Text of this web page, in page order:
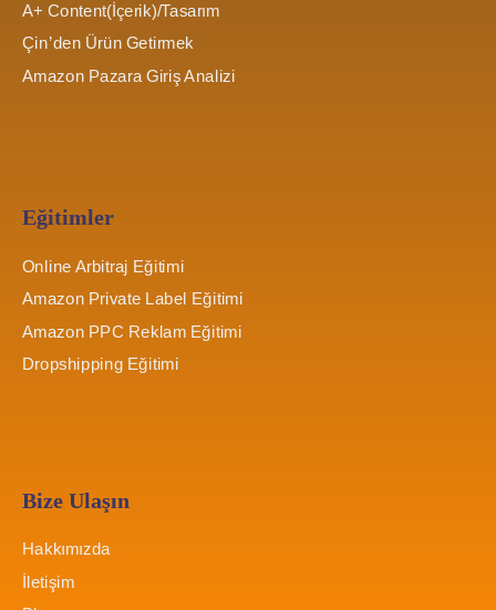
A+ Content(İçerik)/Tasarım
Çin’den Ürün Getirmek
Amazon Pazara Giriş Analizi
Eğitimler
Online Arbitraj Eğitimi
Amazon Private Label Eğitimi
Amazon PPC Reklam Eğitimi
Dropshipping Eğitimi
Bize Ulaşın
Hakkımızda
İletişim